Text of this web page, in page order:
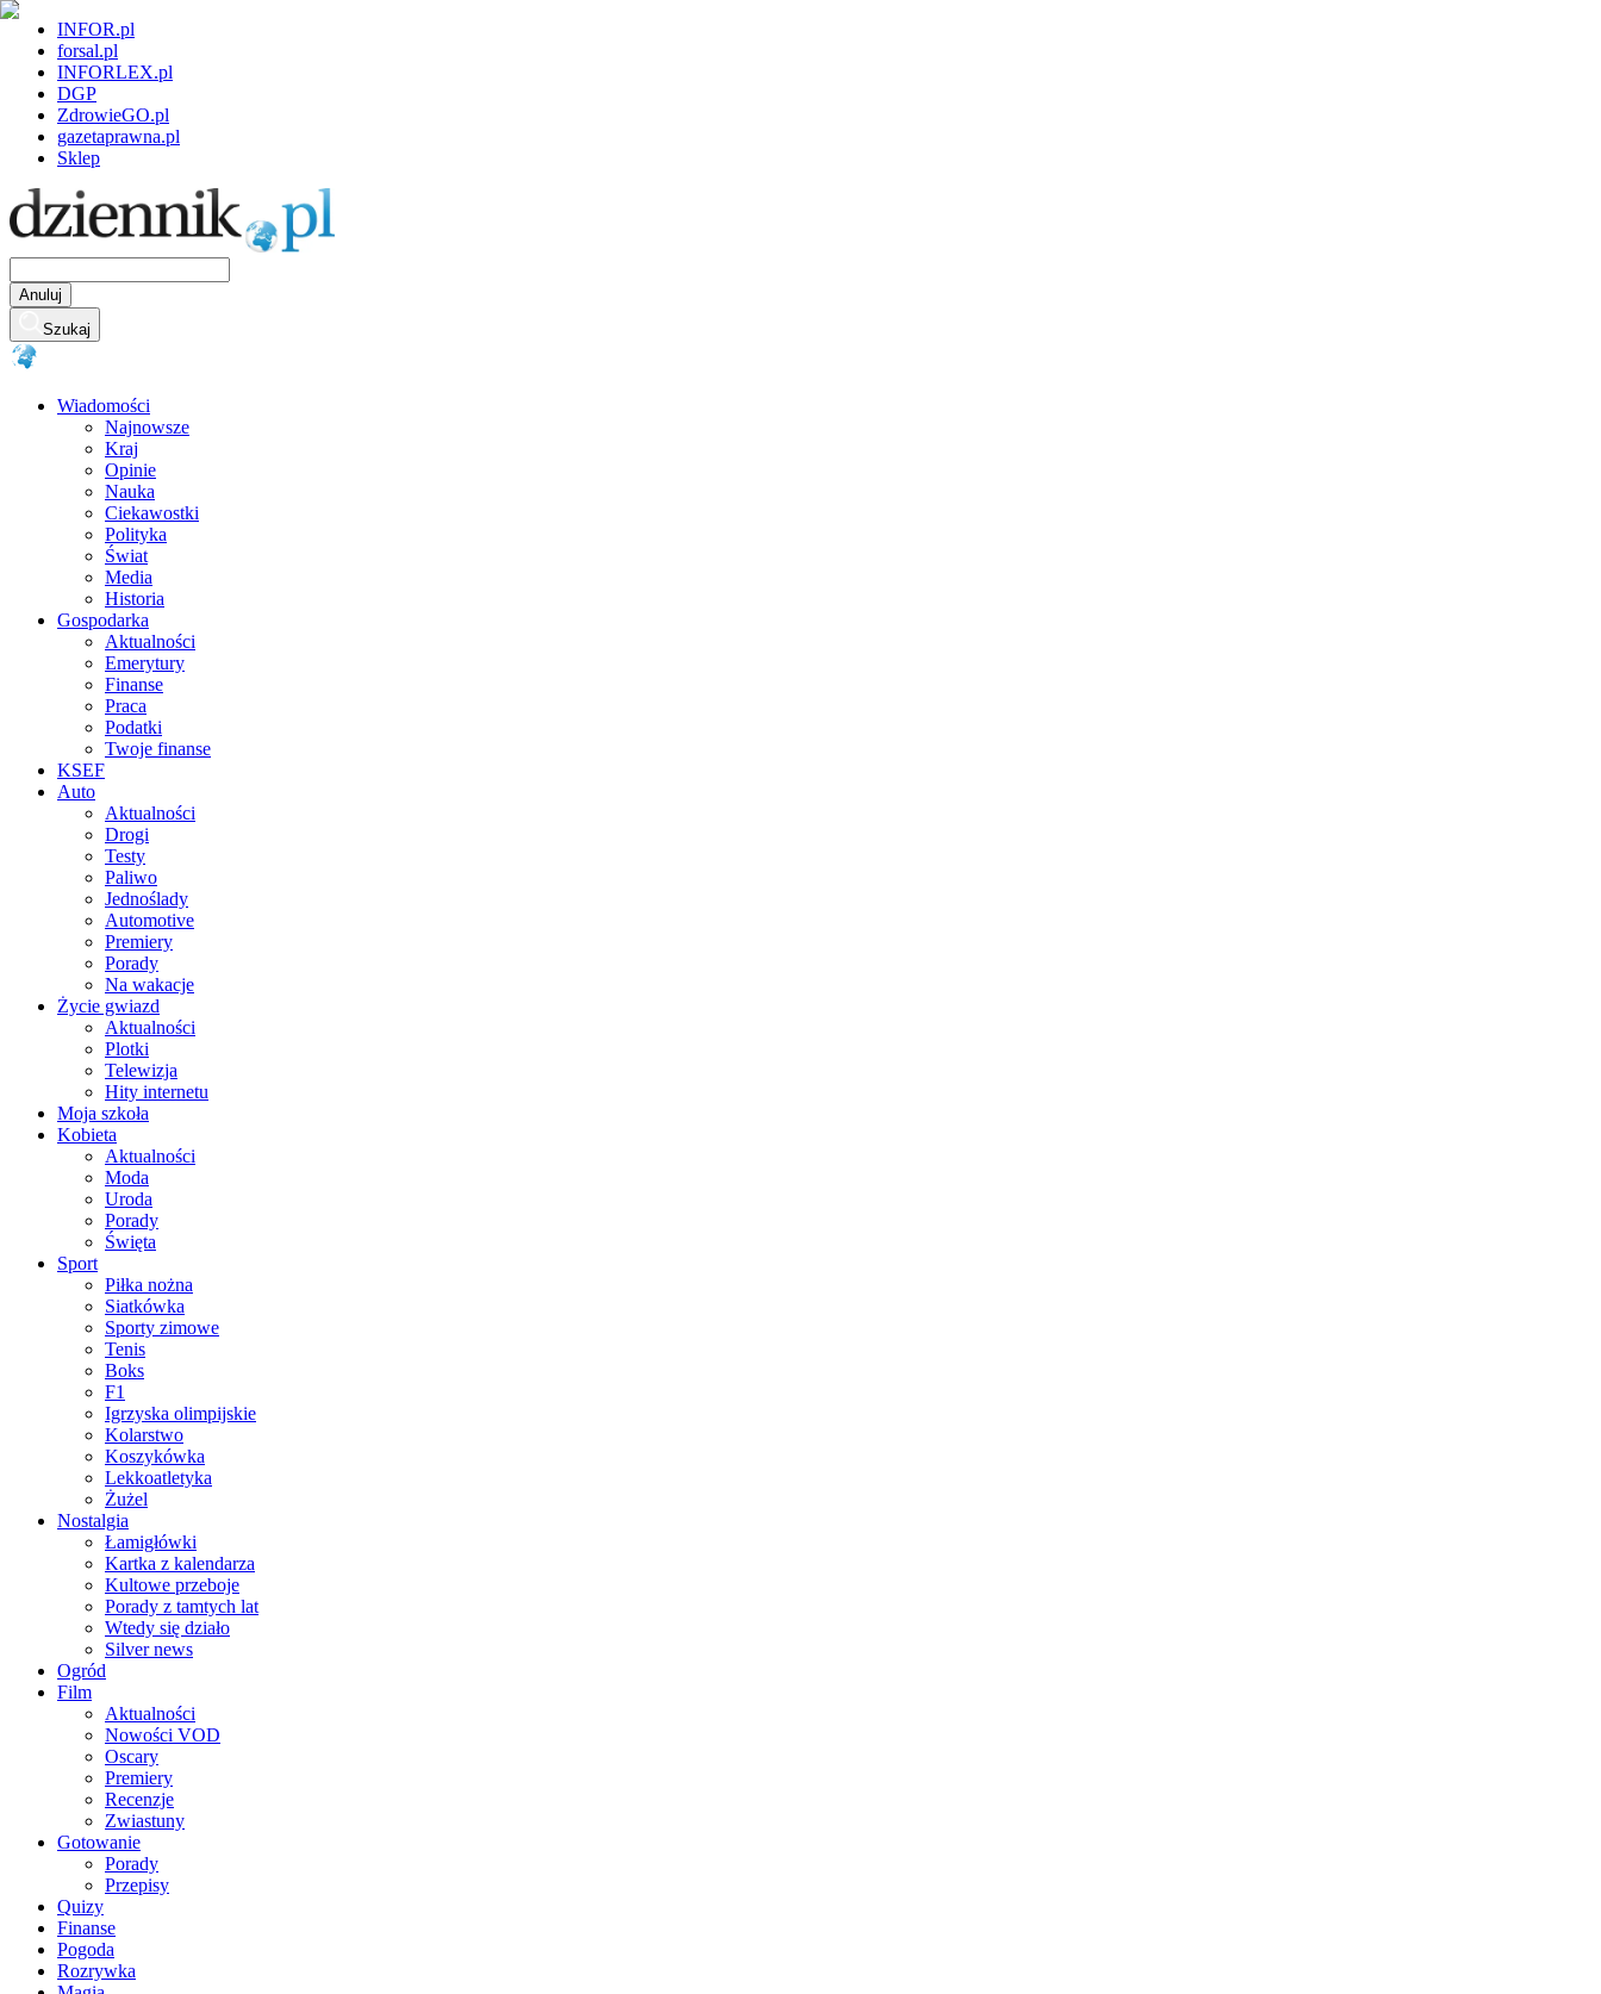
INFOR.pl
forsal.pl
INFORLEX.pl
DGP
ZdrowieGO.pl
gazetaprawna.pl
Sklep
Anuluj
Szukaj
Wiadomości
Najnowsze
Kraj
Opinie
Nauka
Ciekawostki
Polityka
Świat
Media
Historia
Gospodarka
Aktualności
Emerytury
Finanse
Praca
Podatki
Twoje finanse
KSEF
Auto
Aktualności
Drogi
Testy
Paliwo
Jednoślady
Automotive
Premiery
Porady
Na wakacje
Życie gwiazd
Aktualności
Plotki
Telewizja
Hity internetu
Moja szkoła
Kobieta
Aktualności
Moda
Uroda
Porady
Święta
Sport
Piłka nożna
Siatkówka
Sporty zimowe
Tenis
Boks
F1
Igrzyska olimpijskie
Kolarstwo
Koszykówka
Lekkoatletyka
Żużel
Nostalgia
Łamigłówki
Kartka z kalendarza
Kultowe przeboje
Porady z tamtych lat
Wtedy się działo
Silver news
Ogród
Film
Aktualności
Nowości VOD
Oscary
Premiery
Recenzje
Zwiastuny
Gotowanie
Porady
Przepisy
Quizy
Finanse
Pogoda
Rozrywka